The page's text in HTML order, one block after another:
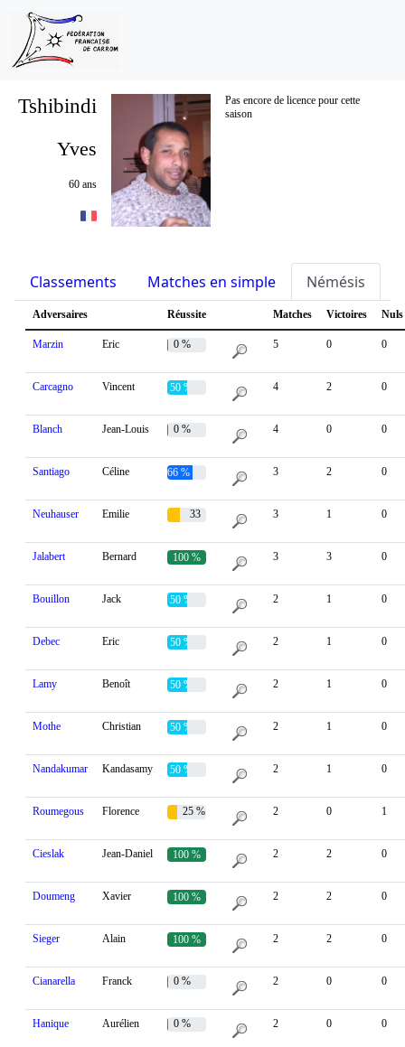
Tshibindi
Pas encore de licence pour cette
saison
Yves
60 ans
Classements Matches en simple Némésis
Adversaires Réussite Matches Victoires Nuls
Marzin Eric 0 % 5 0 0
Carcagno Vincent 50 % 4 2 0
Blanch Jean-Louis 0 % 4 0 0
Santiago Céline 66 % 3 2 0
Neuhauser Emilie
33
3 1 0
Jalabert Bernard 100 % 3 3 0
Bouillon Jack 50 % 2 1 0
Debec Eric 50 % 2 1 0
Lamy Benoît 50 % 2 1 0
Mothe Christian 50 % 2 1 0
Nandakumar Kandasamy 50 % 2 1 0
Roumegous Florence 25 % 2 0 1
Cieslak Jean-Daniel 100 % 2 2 0
Doumeng Xavier 100 % 2 2 0
Sieger Alain 100 % 2 2 0
Cianarella Franck 0 % 2 0 0
Hanique Aurélien 0 % 2 0 0